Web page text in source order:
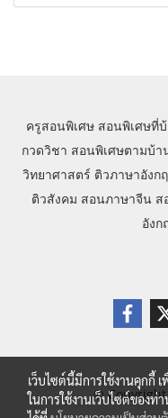
ครูสอนพิเศษ สอนพิเศษที่
กวดวิชา สอนพิเศษตามบ้า
วิทยาศาสตร์ ติวภาษาอังก
ติวสังคม สอนภาษาจีน ส
อังก
© Copyright
เว็บไซต์นี้มีการใช้งานคุกกี้
ในการใช้งานเว็บไซต์ของท่